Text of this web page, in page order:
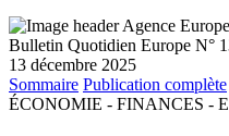
Bulletin Quotidien Europe N°
13 décembre 2025
Sommaire Publication complète
ÉCONOMIE - FINANCES -